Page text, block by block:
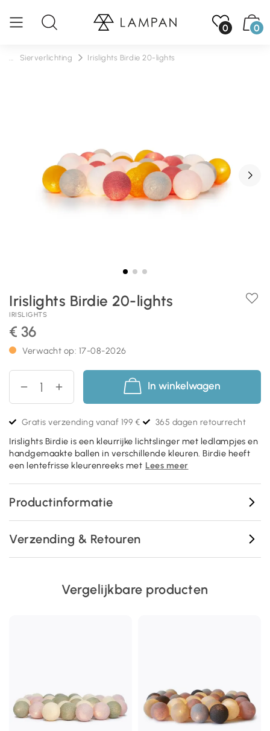
0 0
Sierverlichting Irislights Birdie 20-lights
Irislights Birdie 20-lights
IRISLIGHTS
€ 36
Verwacht op: 17-08-2026
In winkelwagen
Gratis verzending vanaf 199 € 365 dagen retourrecht
Irislights Birdie is een kleurrijke lichtslinger met ledlampjes en
handgemaakte ballen in verschillende kleuren. Birdie heeft
een lentefrisse kleurenreeks met Lees meer
Productinformatie
Verzending & Retouren
Vergelijkbare producten